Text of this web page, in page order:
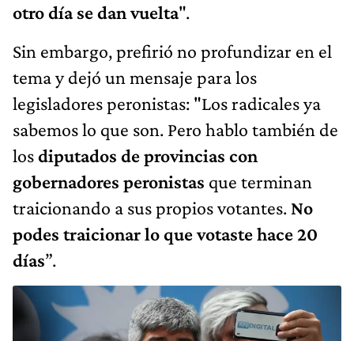
otro día se dan vuelta".
Sin embargo, prefirió no profundizar en el
tema y dejó un mensaje para los
legisladores peronistas: "Los radicales ya
sabemos lo que son. Pero hablo también de
losdiputados de provincias con
gobernadores peronistas que terminan
traicionando a sus propios votantes. No
podes traicionar lo que votaste hace 20
días”.